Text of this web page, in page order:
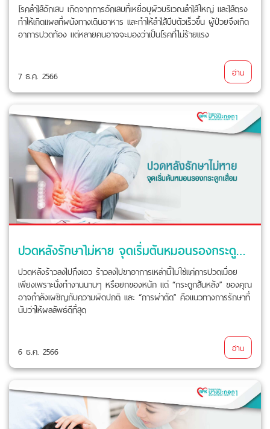
โรคลำไส้อักเสบ เกิดจากการอักเสบที่เหยื่อบุผิวบริเวณลำไส้ใหญ่ และไส้ตรง
ทำให้เกิดแผลที่ผนังทางเดินอาหาร และทำให้ลำไส้บีบตัวเร็วขึ้น ผู้ป่วยจึงเกิด
อาการปวดท้อง แต่หลายคนอาจจะมองว่าเป็นโรคที่ไม่ร้ายแรง
7 ธ.ค. 2566 อ่าน
ปวดหลังรักษาไม่หาย จุดเริ่มต้นหมอนรองกระดูกเสื่อม
ปวดหลังร้าวลงไปถึงเอว ร้าวลงไปขาอาการเหล่านี้ไม่ใช่แค่การปวดเมื่อย
เพียงเพราะนั่งทำงานนานๆ หรือยกของหนัก แต่ “กระดูกสันหลัง” ของคุณ
อาจกำลังเผชิญกับความผิดปกติ และ “การผ่าตัด” คือแนวทางการรักษาที่
นับว่าให้ผลลัพธ์ดีที่สุด
6 ธ.ค. 2566 อ่าน